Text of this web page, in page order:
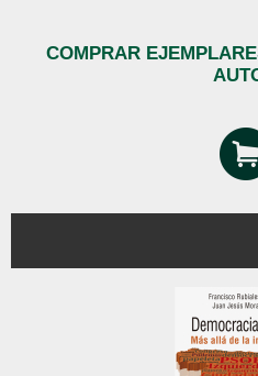
COMPRAR